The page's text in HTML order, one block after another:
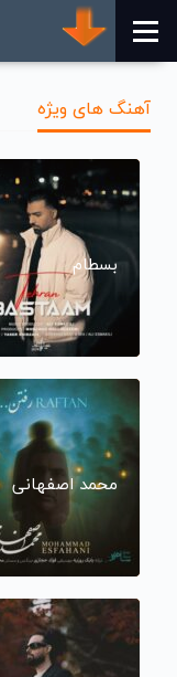
آهنگ های ویژه
بسطام
محمد اصفهانی